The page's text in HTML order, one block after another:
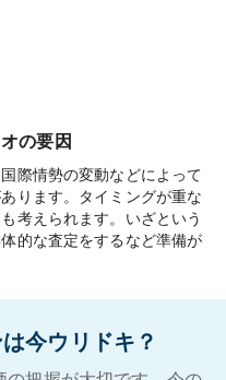
の要因
際情勢の変動などによって
ります。タイミングが重な
考えられます。いざという
的な査定をするなど準備が
今ウリドキ？